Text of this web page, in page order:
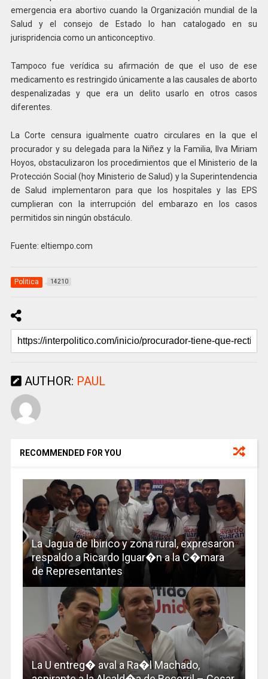
emergencia era abortivo cuando la Organización mundial de la
Salud y el consejo de Estado lo han catalogado en su
jurispridencia como un anticonceptivo.
Tampoco fue verídica su afirmación de que el uso de ese
medicamento es restringido únicamente a las causales de aborto
despenalizadas y que era un delito usarlo en otros casos
diferentes.
La Corte censura igualmente cuatro circulares en la que el
procurador y su delegada para la Niñez y la Familia, Ilva Miriam
Hoyos, obstaculizaron los procedimientos que el Ministerio de la
Protección Social (hoy Ministerio de Salud) y la Superintendencia
de Salud implementaron para que los hospitales y las EPS
cumplieran con la interrupción del embarazo en los casos
permitidos sin ningún obstáculo.
Fuente: eltiempo.com
Politica 14210
AUTHOR: PAUL
RECOMMENDED FOR YOU
La Jagua de Ibirico y zona rural, expresaron
respaldo a Ricardo Iguar�n a la C�mara
de Representantes
La U entreg� aval a Ra�l Machado,